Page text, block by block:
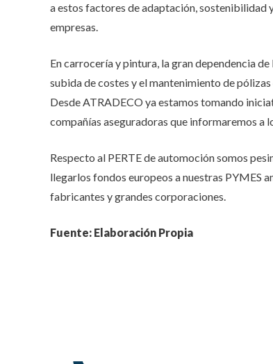
a estos factores de adaptación, sostenibilidad
empresas.
En carrocería y pintura, la gran dependencia
subida de costes y el mantenimiento de
Desde ATRADECO ya estamos tomando
compañías aseguradoras que informaremos a
Respecto al PERTE de automoción somos
llegarlos fondos europeos a nuestras PYMES
fabricantes y grandes corporaciones.
Fuente: Elaboración Propia